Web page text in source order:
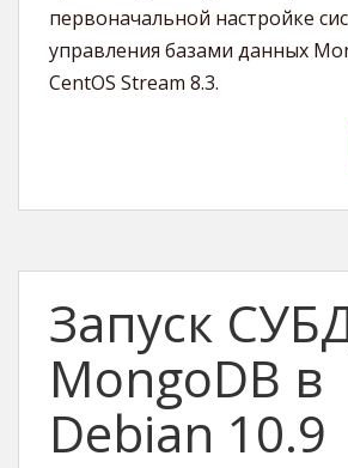
первоначальной настройке
управления базами данных
CentOS Stream 8.3.
Запуск
MongoDB в
Debian 10.9